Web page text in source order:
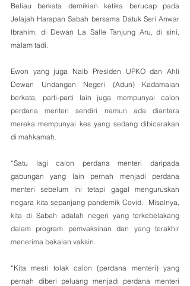
Beliau berkata demikian ketika berucap pada
Jelajah Harapan Sabah bersama Datuk Seri Anwar
Ibrahim, di Dewan La Salle Tanjung Aru, di sini,
malam tadi.
Ewon yang juga Naib Presiden UPKO dan Ahli
Dewan Undangan Negeri (Adun) Kadamaian
berkata, parti-parti lain juga mempunyai calon
perdana menteri sendiri namun ada diantara
mereka mempunyai kes yang sedang dibicarakan
di mahkamah.
“Satu lagi calon perdana menteri daripada
gabungan yang lain pernah menjadi perdana
menteri sebelum ini tetapi gagal menguruskan
negara kita sepanjang pandemik Covid.  Misalnya,
kita di Sabah adalah negeri yang terkebelakang
dalam program pemvaksinan dan yang terakhir
menerima bekalan vaksin.
“Kita mesti tolak calon (perdana menteri) yang
pernah diberi peluang menjadi perdana menteri